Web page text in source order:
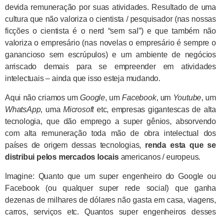
devida remuneração por suas atividades. Resultado de uma
cultura que não valoriza o cientista / pesquisador (nas nossas
ficções o cientista é o nerd “sem sal”) e que também não
valoriza o empresário (nas novelas o empresário é sempre o
ganancioso sem escrúpulos) e um ambiente de negócios
arriscado demais para se empreender em atividades
intelectuais – ainda que isso esteja mudando.
Aqui não criamos umGoogle, umFacebook, um Youtube, um
WhatsApp, umaMicrosoftetc, empresas gigantescas de alta
tecnologia, que dão emprego a super gênios, absorvendo
com alta remuneração toda mão de obra intelectual dos
países de origem dessas tecnologias, renda esta que se
distribui pelos mercados locaisamericanos / europeus.
Imagine: Quanto que um super engenheiro do Google ou
Facebook (ou qualquer super rede social) que ganha
dezenas de milhares de dólares não gasta em casa, viagens,
carros, serviços etc. Quantos super engenheiros desses